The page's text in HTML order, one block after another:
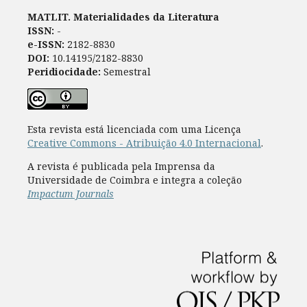
MATLIT. Materialidades da Literatura
ISSN: -
e-ISSN: 2182-8830
DOI: 10.14195/2182-8830
Peridiocidade: Semestral
Esta revista está licenciada com uma Licença
Creative Commons - Atribuição 4.0 Internacional.
A revista é publicada pela Imprensa da
Universidade de Coimbra e integra a coleção
Impactum Journals